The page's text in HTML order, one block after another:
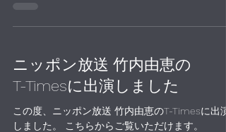
す。
ニッポン放送 竹内由恵の
T-Timesに出演しました
この度、ニッポン放送 竹内由恵のT-Timesに出演
しました。 こちらからご覧いただけます。